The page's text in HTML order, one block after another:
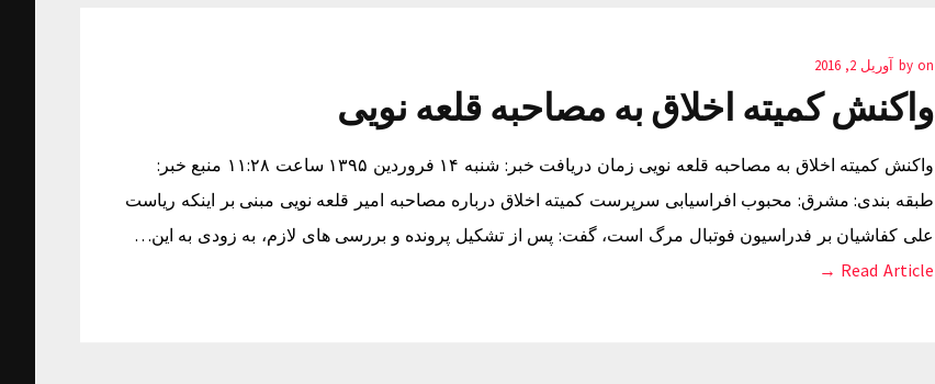
by on آوریل 2, 2016
واکنش کمیته اخلاق به مصاحبه قلعه نویی
واکنش کمیته اخلاق به مصاحبه قلعه نویی زمان دریافت خبر: شنبه ۱۴ فروردین ۱۳۹۵ ساعت ۱۱:۲۸ منبع خبر:
طبقه بندی: مشرق: محبوب افراسیابی سرپرست کمیته اخلاق درباره مصاحبه امیر قلعه نویی مبنی بر اینکه ریاست
علی کفاشیان بر فدراسیون فوتبال مرگ است، گفت: پس از تشکیل پرونده و بررسی های لازم، به زودی به این…
Read Article →